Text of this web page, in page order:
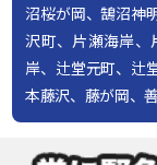
沼桜が岡、鵠沼神
沢町、片瀬海岸、
岸、辻堂元町、辻
本藤沢、藤が岡、